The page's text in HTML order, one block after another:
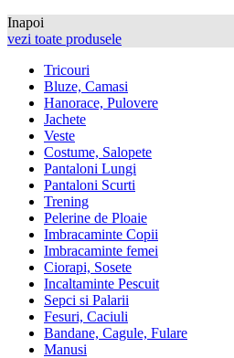
Inapoi
vezi toate produsele
Tricouri
Bluze, Camasi
Hanorace, Pulovere
Jachete
Veste
Costume, Salopete
Pantaloni Lungi
Pantaloni Scurti
Trening
Pelerine de Ploaie
Imbracaminte Copii
Imbracaminte femei
Ciorapi, Sosete
Incaltaminte Pescuit
Sepci si Palarii
Fesuri, Caciuli
Bandane, Cagule, Fulare
Manusi